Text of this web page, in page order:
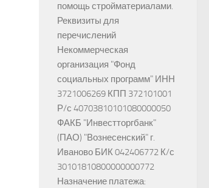
помощь стройматериалами.
Реквизиты для
перечислений
Некоммерческая
организация "Фонд
социальных программ" ИНН
3721006269 КПП 372101001
Р/с 40703810101080000050
ФАКБ "Инвестторгбанк"
(ПАО) "Вознесенский" г.
Иваново БИК 042406772 К/с
30101810800000000772
Назначение платежа: